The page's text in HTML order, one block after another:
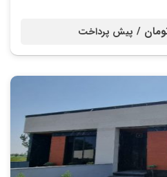
پیش پرداخت